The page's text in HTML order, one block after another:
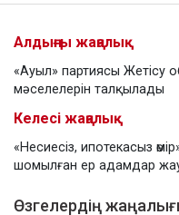
Алдыңғы жаңалық
«Ауыл» партиясы
мәселелерін талқылады
Келесі жаңалық
«Несиесіз, ипотекасыз
шомылған ер адамдар